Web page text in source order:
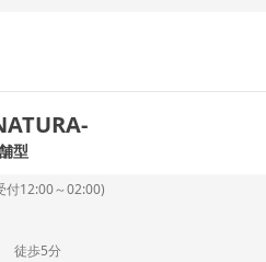
型
付12:00～02:00)
徒歩5分